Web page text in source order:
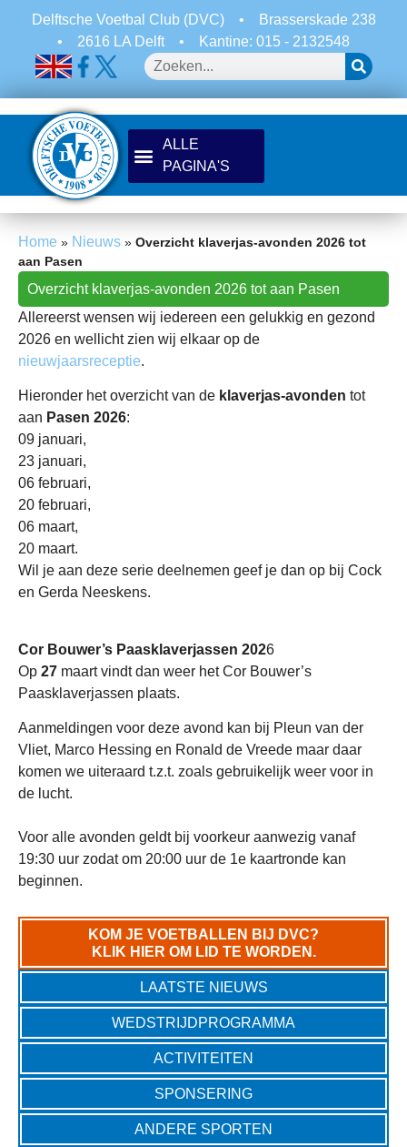
Delftsche Voetbal Club (DVC) •
Brasserskade 238
•
2616 LA Delft • Kantine: 015 - 2132548
Home » Nieuws » Overzicht klaverjas-avonden 2026 tot
aan Pasen
Overzicht klaverjas-avonden 2026 tot aan Pasen
Allereerst wensen wij iedereen een gelukkig en gezond
2026 en wellicht zien wij elkaar op de
nieuwjaarsreceptie.
Hieronder het overzicht van de klaverjas-avonden tot
aan Pasen 2026:
09 januari,
23 januari,
06 februari,
20 februari,
06 maart,
20 maart.
Wil je aan deze serie deelnemen geef je dan op bij Cock
en Gerda Neeskens.
Cor Bouwer’s Paasklaverjassen 2026
Op 27 maart vindt dan weer het Cor Bouwer’s
Paasklaverjassen plaats.
Aanmeldingen voor deze avond kan bij Pleun van der
Vliet, Marco Hessing en Ronald de Vreede maar daar
komen we uiteraard t.z.t. zoals gebruikelijk weer voor in
de lucht.
Voor alle avonden geldt bij voorkeur aanwezig vanaf
19:30 uur zodat om 20:00 uur de 1e kaartronde kan
beginnen.
KOM JE VOETBALLEN BIJ DVC?
KLIK HIER OM LID TE WORDEN.
LAATSTE NIEUWS
WEDSTRIJDPROGRAMMA
ACTIVITEITEN
SPONSERING
ANDERE SPORTEN